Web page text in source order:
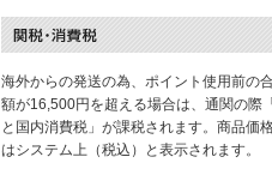
海外からの発送の為、ポイント使用前の
額が16,500円を超える場合は、通関の際
と国内消費税」が課税されます。商品価
はシステム上（税込）と表示されます。